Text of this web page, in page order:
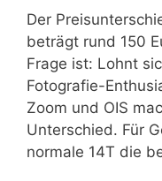
Der
beträgt rund 150
Frage ist: Lohnt
Fotografie-
Zoom und OIS
Unterschied. Für
normale 14T die